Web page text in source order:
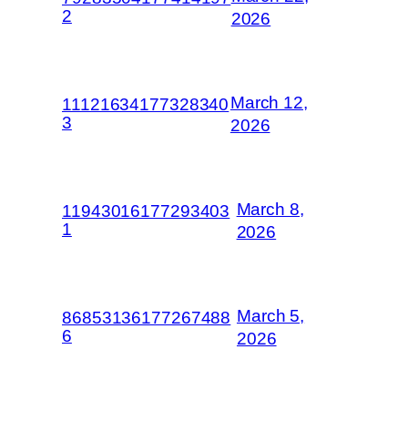
2
2026
11121634177328340
3
March 12,
2026
11943016177293403
1
March 8,
2026
86853136177267488
6
March 5,
2026